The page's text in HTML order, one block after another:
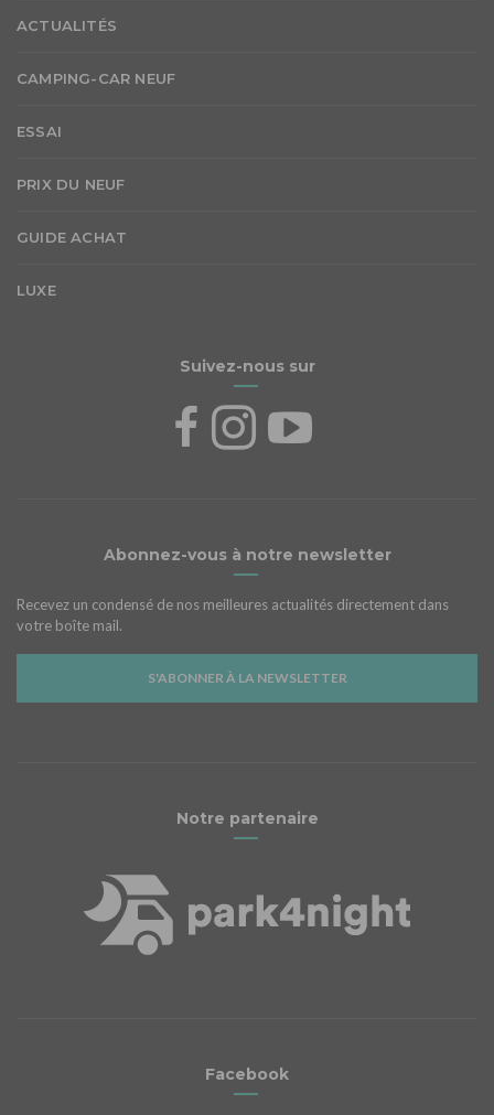
ACTUALITÉS
CAMPING-CAR NEUF
ESSAI
PRIX DU NEUF
GUIDE ACHAT
LUXE
Suivez-nous sur
Abonnez-vous à notre newsletter
Recevez un condensé de nos meilleures actualités directement dans
votre boîte mail.
S'ABONNER À LA NEWSLETTER
Notre partenaire
Facebook